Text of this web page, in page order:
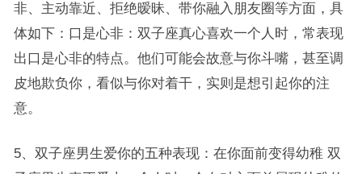
非、主动靠近、拒绝暧昧、带你融入朋友圈等方面，具
体如下：口是心非：双子座真心喜欢一个人时，常表现
出口是心非的特点。他们可能会故意与你斗嘴，甚至调
皮地欺负你，看似与你对着干，实则是想引起你的注
意。
5、双子座男生爱你的五种表现：在你面前变得幼稚 双